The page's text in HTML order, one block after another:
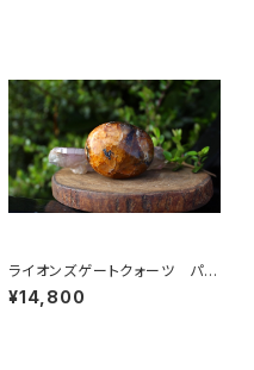
ライオンズゲートクォーツ パー
ムストーン
¥14,800